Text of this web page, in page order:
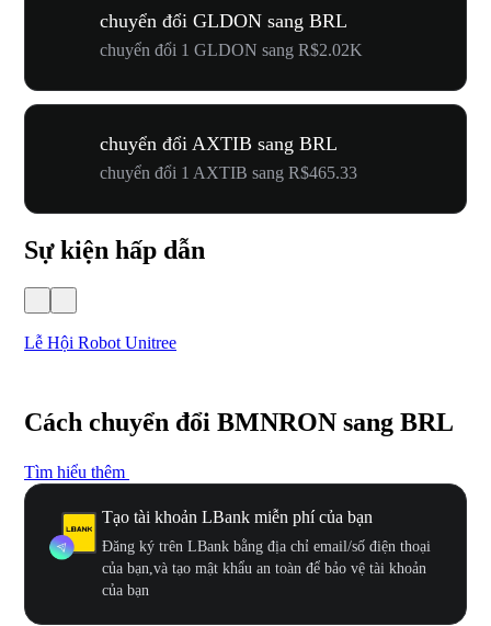
chuyển đổi GLDON sang BRL
chuyển đổi 1 GLDON sang R$2.02K
chuyển đổi AXTIB sang BRL
chuyển đổi 1 AXTIB sang R$465.33
Sự kiện hấp dẫn
Lễ Hội Robot Unitree
Cách chuyển đổi BMNRON sang BRL
Tìm hiểu thêm
Tạo tài khoản LBank miễn phí của bạn
Đăng ký trên LBank bằng địa chỉ email/số điện thoại
của bạn,và tạo mật khẩu an toàn để bảo vệ tài khoản
của bạn